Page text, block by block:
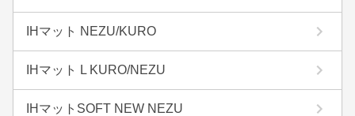
IHマット NEZU/KURO
IHマット L KURO/NEZU
IHマットSOFT NEW NEZU